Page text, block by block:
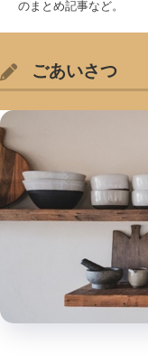
のまとめ記事など。
ごあいさつ